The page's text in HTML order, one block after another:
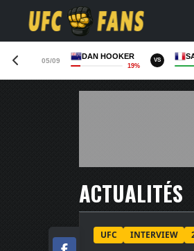
05/09
DAN HOOKER
19%
VS
ACTUALITÉS
UFC INTERVIEW